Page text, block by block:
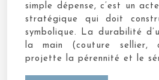
simple dépense, c’est un
stratégique qui doit
symbolique. La durabilité
la main (couture sellier,
projette la pérennité et le